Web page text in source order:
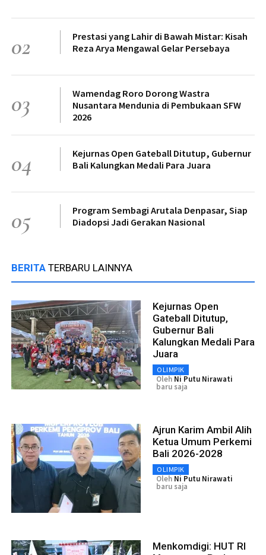
02
Prestasi yang Lahir di Bawah Mistar: Kisah
Reza Arya Mengawal Gelar Persebaya
03
Wamendag Roro Dorong Wastra
Nusantara Mendunia di Pembukaan SFW
2026
04
Kejurnas Open Gateball Ditutup, Gubernur
Bali Kalungkan Medali Para Juara
05
Program Sembagi Arutala Denpasar, Siap
Diadopsi Jadi Gerakan Nasional
BERITA TERBARU LAINNYA
Kejurnas Open
Gateball Ditutup,
Gubernur Bali
Kalungkan Medali Para
Juara
OLIMPIK
Oleh Ni Putu Nirawati
baru saja
Ajrun Karim Ambil Alih
Ketua Umum Perkemi
Bali 2026-2028
OLIMPIK
Oleh Ni Putu Nirawati
baru saja
Menkomdigi: HUT RI